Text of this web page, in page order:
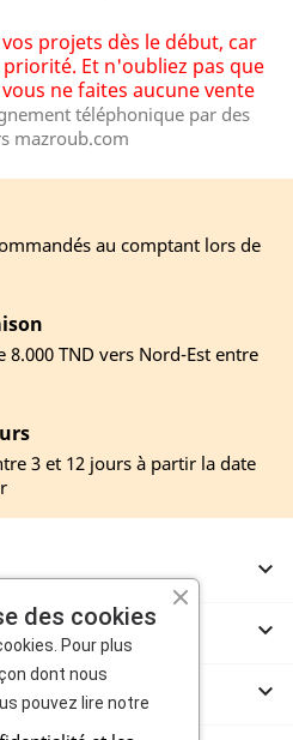
projets dès le début, car
Et n'oubliez pas que
ne faites aucune vente
téléphonique par des
mazroub.com
au comptant lors de
TND vers Nord-Est entre
3 et 12 jours à partir la date



des cookies
Pour plus
dont nous
pouvez lire notre